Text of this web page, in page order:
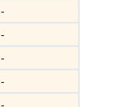
-
-
-
-